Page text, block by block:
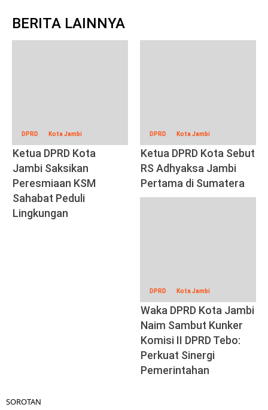
BERITA LAINNYA
DPRD Kota Jambi
Ketua DPRD Kota
Jambi Saksikan
Peresmiaan KSM
Sahabat Peduli
Lingkungan
DPRD Kota Jambi
Ketua DPRD Kota Sebut
RS Adhyaksa Jambi
Pertama di Sumatera
DPRD Kota Jambi
Waka DPRD Kota Jambi
Naim Sambut Kunker
Komisi II DPRD Tebo:
Perkuat Sinergi
Pemerintahan
SOROTAN